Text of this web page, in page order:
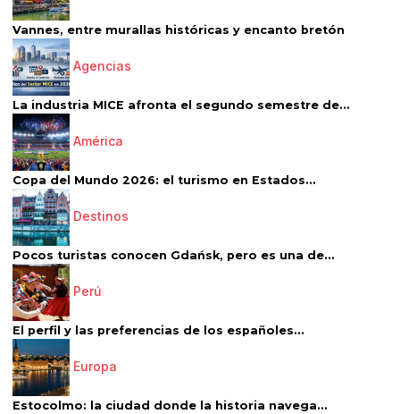
Vannes, entre murallas históricas y encanto bretón
Agencias
La industria MICE afronta el segundo semestre de...
América
Copa del Mundo 2026: el turismo en Estados...
Destinos
Pocos turistas conocen Gdańsk, pero es una de...
Perú
El perfil y las preferencias de los españoles...
Europa
Estocolmo: la ciudad donde la historia navega...